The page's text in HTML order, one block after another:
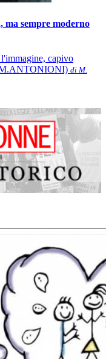
sempre moderno
capivo
di M.